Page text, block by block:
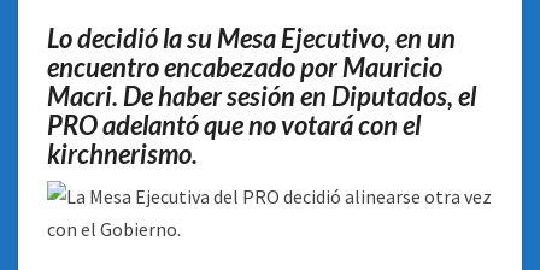
MODIFICAR
LA
LEY
DE
Lo decidió la su Mesa Ejecutivo, en un
encuentro encabezado por Mauricio
Macri. De haber sesión en Diputados, el
PRO adelantó que no votará con el
kirchnerismo.